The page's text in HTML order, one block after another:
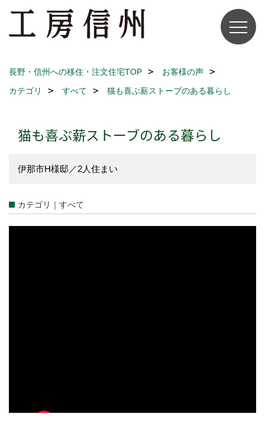
長野・信州への移住・注文住宅TOP
お客様の声
カテゴリ
すべて 猫も喜ぶ薪ストーブのある暮らし
猫も喜ぶ薪ストーブのある暮らし
伊那市H様邸／2人住まい
カテゴリ｜すべて